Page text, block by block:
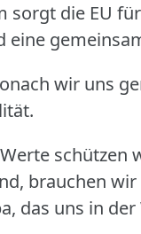
sorgt die EU
eine
wir uns
schützen
brauchen
das uns in